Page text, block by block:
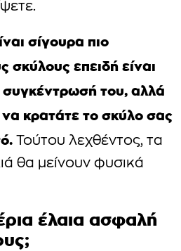
σίγουρα πιο
σκύλους επειδή είναι
του, αλλά
να κρατάτε το σκύλο σας
Τούτου λεχθέντος, τα
θα μείνουν φυσικά
έλαια ασφαλή